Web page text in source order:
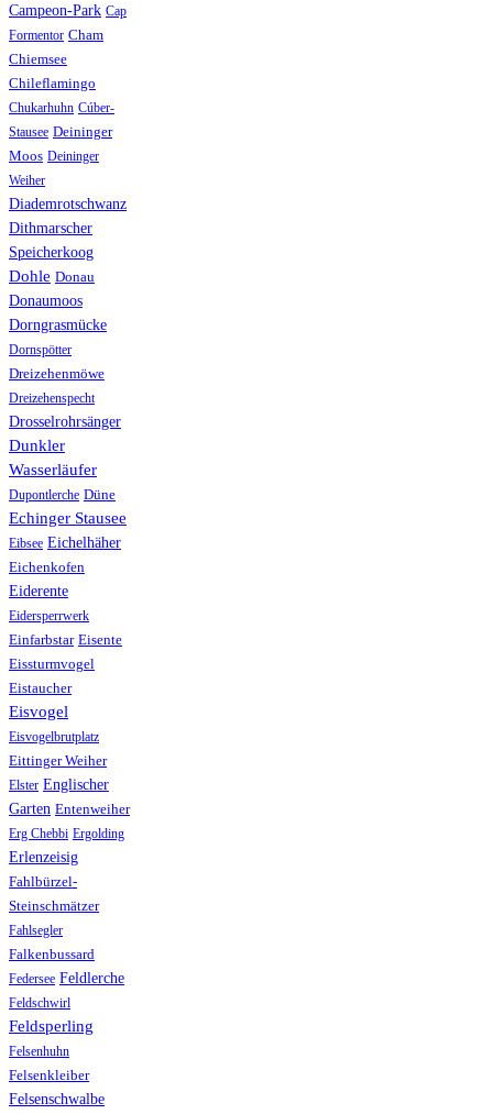
Campeon-Park Cap
Formentor Cham
Chiemsee
Chileflamingo
Chukarhuhn Cúber-
Stausee Deininger
Moos Deininger
Weiher
Diademrotschwanz
Dithmarscher
Speicherkoog
Dohle Donau
Donaumoos
Dorngrasmücke
Dornspötter
Dreizehenmöwe
Dreizehenspecht
Drosselrohrsänger
Dunkler
Wasserläufer
Dupontlerche Düne
Echinger Stausee
Eibsee Eichelhäher
Eichenkofen
Eiderente
Eidersperrwerk
Einfarbstar Eisente
Eissturmvogel
Eistaucher
Eisvogel
Eisvogelbrutplatz
Eittinger Weiher
Elster Englischer
Garten Entenweiher
Erg Chebbi Ergolding
Erlenzeisig
Fahlbürzel-
Steinschmätzer
Fahlsegler
Falkenbussard
Federsee Feldlerche
Feldschwirl
Feldsperling
Felsenhuhn
Felsenkleiber
Felsenschwalbe